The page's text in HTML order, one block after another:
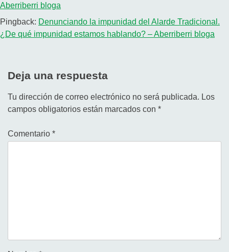
Aberriberri bloga
Pingback: Denunciando la impunidad del Alarde Tradicional.
¿De qué impunidad estamos hablando? – Aberriberri bloga
Deja una respuesta
Tu dirección de correo electrónico no será publicada. Los
campos obligatorios están marcados con *
Comentario *